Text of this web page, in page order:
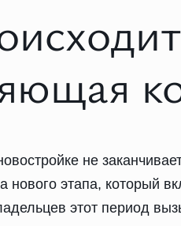
не
нового этапа, который
этот период